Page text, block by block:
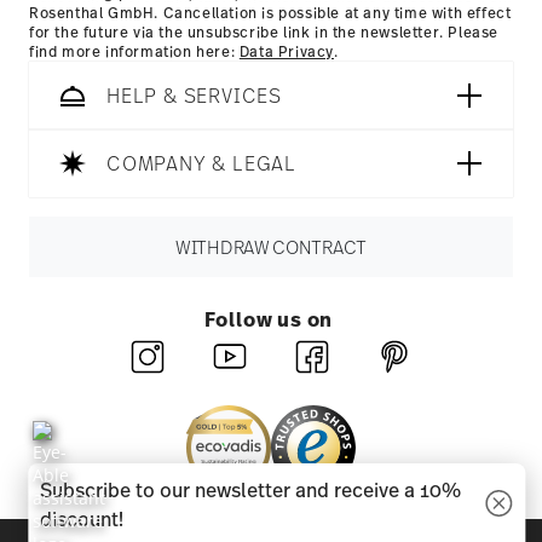
Rosenthal GmbH. Cancellation is possible at any time with effect
for the future via the unsubscribe link in the newsletter. Please
find more information here: Data Privacy.
HELP & SERVICES
COMPANY & LEGAL
WITHDRAW CONTRACT
Follow us on
Subscribe to our newsletter and receive a 10%
discount!